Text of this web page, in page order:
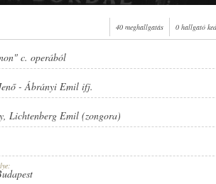
40 meghallgatás 0 hallgató
c. operából
-Ábrányi Emil ifj.
, Lichtenberg Emil (zongora)